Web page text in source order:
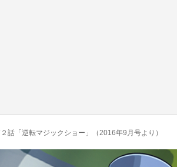
話「逆転マジックショー」（2016年9月号より）